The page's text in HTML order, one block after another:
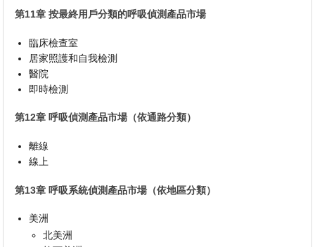
第11章 按最終用戶分類的呼吸偵測產品市場
臨床檢查室
居家照護和自我檢測
醫院
即時檢測
第12章 呼吸偵測產品市場（依通路分類）
離線
線上
第13章 呼吸系統偵測產品市場（依地區分類）
美洲
北美洲